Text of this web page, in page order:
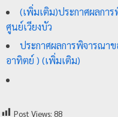
(เพิ่มเติม)ประกาศผลกา
ศูนย์เวียงบัว
ประกาศผลการพิจารณา
อาทิตย์ ) (เพิ่มเติม)
Post Views: 88